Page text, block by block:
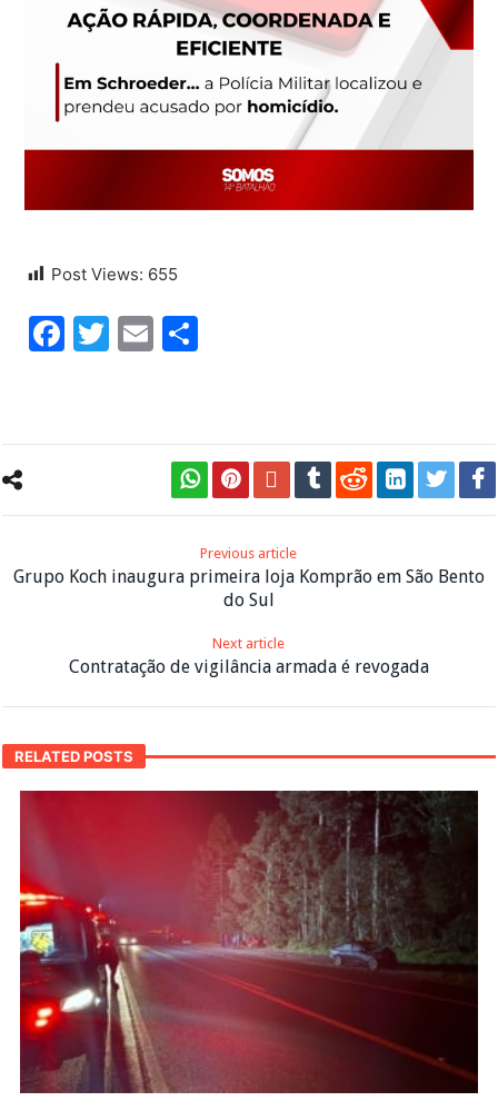
Post Views: 655
Facebook
Twitter
Email
Previous article
Grupo Koch inaugura primeira loja Komprão em São Bento
do Sul
Next article
Contratação de vigilância armada é revogada
RELATED POSTS